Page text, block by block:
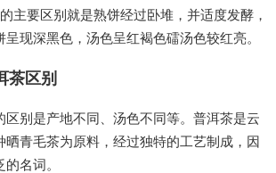
主要区别就是熟饼经过卧堆，并适度发酵，
现深黑色，汤色呈红褐色礌汤色较红亮。
茶区别
区别是产地不同、汤色不同等。普洱茶是云
晒青毛茶为原料，经过独特的工艺制成，因
名词。